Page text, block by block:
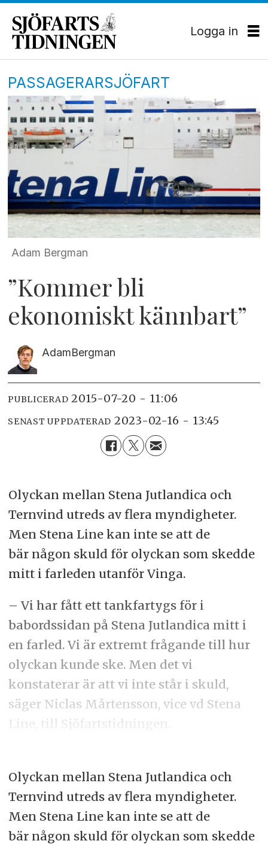
Logga in
PASSAGERARSJÖFART
Adam Bergman
”Kommer bli
ekonomiskt kännbart”
AdamBergman
PUBLICERAD 2015-07-20 - 11:06
SENAST UPPDATERAD 2023-02-16 - 13:45
Olyckan mellan Stena Jutlandica och
Ternvind utreds av flera myndigheter.
Men Stena Line kan inte se att de
bär någon skuld för olyckan som skedde
mitt i farleden utanför Vinga.
– Vi har fått ett tankfartygs för i
babordssidan på Stena Jutlandica mitt i
en farled. Vi är extremt frågande till hur
olyckan kunde ske. Men det vi
konstaterar är att vi inte står i skuld,
säger Niclas Mårtensson, vice vd Stena
Line, till Sjöfartstidningen.
Olyckan mellan Stena Jutlandica och
Ternvind utreds av flera myndigheter.
Men Stena Line kan inte se att de
bär någon skuld för olyckan som skedde